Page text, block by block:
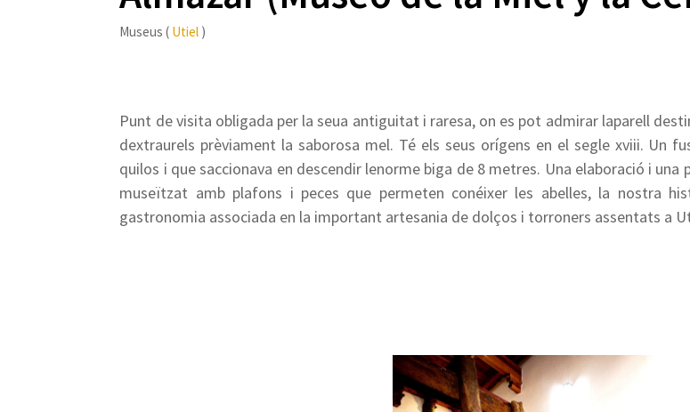
Museus ( Utiel )
Punt de visita obligada per la seua antiguitat i raresa, on es pot admirar laparell
dextraurels prèviament la saborosa mel. Té els seus orígens en el segle xviii. Un
quilos i que saccionava en descendir lenorme biga de 8 metres. Una elaboració i
museïtzat amb plafons i peces que permeten conéixer les abelles, la nostra
gastronomia associada en la important artesania de dolços i torroners assentats a